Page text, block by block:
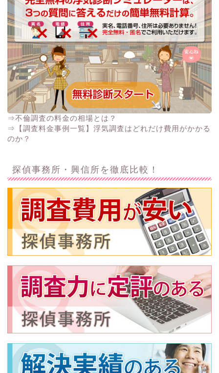
⇒不倫調査の料金の相場とは？
⇒【調査料金事例一覧】浮気調査はどれだけ費用がかかる
のか？
探偵事務所・興信所を徹底比較！